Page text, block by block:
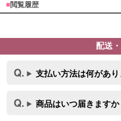
■閲覧履歴
配送
支払い方法は何があ
商品はいつ届きます